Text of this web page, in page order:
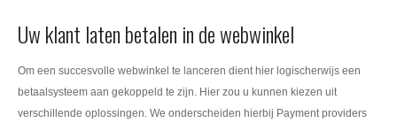
Uw klant laten betalen in de webwinkel
Om een succesvolle webwinkel te lanceren dient hier logischerwijs een
betaalsysteem aan gekoppeld te zijn. Hier zou u kunnen kiezen uit
verschillende oplossingen. We onderscheiden hierbij Payment providers